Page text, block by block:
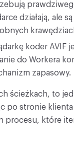
działają, ale
koder AVIF
do Workera
zapasowy.
ścieżkach, to
po stronie
procesu, które